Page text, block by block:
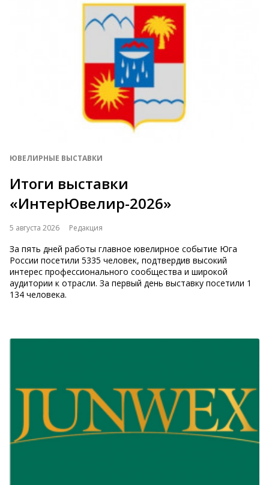
ЮВЕЛИРНЫЕ ВЫСТАВКИ
Итоги выставки
«ИнтерЮвелир-2026»
5 августа 2026 Редакция
За пять дней работы главное ювелирное событие Юга
России посетили 5335 человек, подтвердив высокий
интерес профессионального сообщества и широкой
аудитории к отрасли. За первый день выставку посетили 1
134 человека.